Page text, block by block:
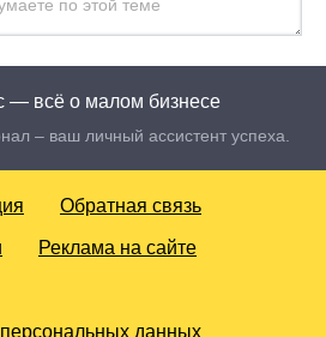
— всё о малом бизнесе
– ваш личный ассистент успеха.
Обратная связь
Реклама на сайте
данных